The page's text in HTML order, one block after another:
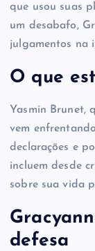
que usou suas
um desabafo,
julgamentos na
O que
Yasmin Brunet,
vem
declarações e
incluem desde
sobre sua vida
defesa